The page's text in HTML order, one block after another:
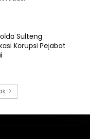
Sulteng
Korupsi Pejabat